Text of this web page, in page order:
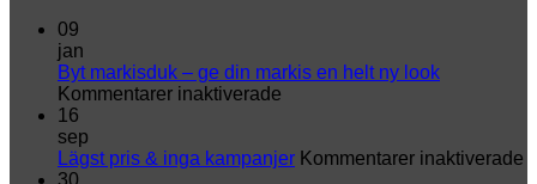
09
jan
Byt markisduk – ge din markis en helt ny look
Kommentarer inaktiverade
–
16
sep
Lägst pris & inga kampanjer Kommentarer inaktiverade
30